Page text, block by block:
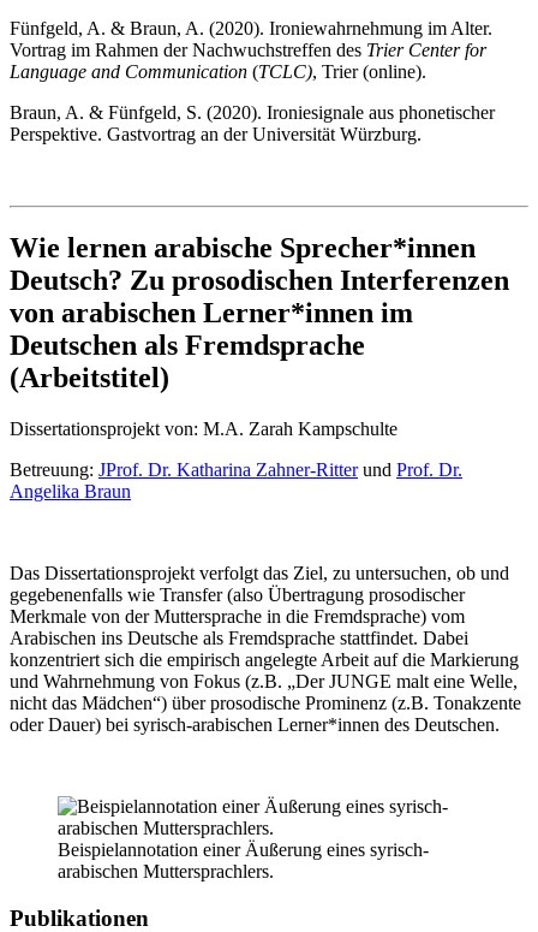
Fünfgeld, A. & Braun, A. (2020). Ironiewahrnehmung im Alter.
Vortrag im Rahmen der Nachwuchstreffen des Trier Center for
Language and Communication (TCLC), Trier (online).
Braun, A. & Fünfgeld, S. (2020). Ironiesignale aus phonetischer
Perspektive. Gastvortrag an der Universität Würzburg.
Wie lernen arabische Sprecher*innen
Deutsch? Zu prosodischen Interferenzen
von arabischen Lerner*innen im
Deutschen als Fremdsprache
(Arbeitstitel)
Dissertationsprojekt von: M.A. Zarah Kampschulte
Betreuung: JProf. Dr. Katharina Zahner-Ritterund Prof. Dr.
Angelika Braun
Das Dissertationsprojekt verfolgt das Ziel, zu untersuchen, ob und
gegebenenfalls wie Transfer (also Übertragung prosodischer
Merkmale von der Muttersprache in die Fremdsprache) vom
Arabischen ins Deutsche als Fremdsprache stattfindet. Dabei
konzentriert sich die empirisch angelegte Arbeit auf die Markierung
und Wahrnehmung von Fokus (z.B. „Der JUNGE malt eine Welle,
nicht das Mädchen“) über prosodische Prominenz (z.B. Tonakzente
oder Dauer) bei syrisch-arabischen Lerner*innen des Deutschen.
Beispielannotation einer Äußerung eines syrisch-
arabischen Muttersprachlers.
Publikationen